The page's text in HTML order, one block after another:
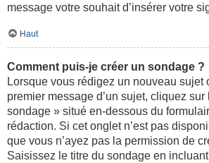
message votre souhait d’insérer votre
Haut
Comment puis-je créer un sondage ?
Lorsque vous rédigez un nouveau sujet
premier message d’un sujet, cliquez sur
sondage » situé en-dessous du
rédaction. Si cet onglet n’est pas
que vous n’ayez pas la permission de
Saisissez le titre du sondage en